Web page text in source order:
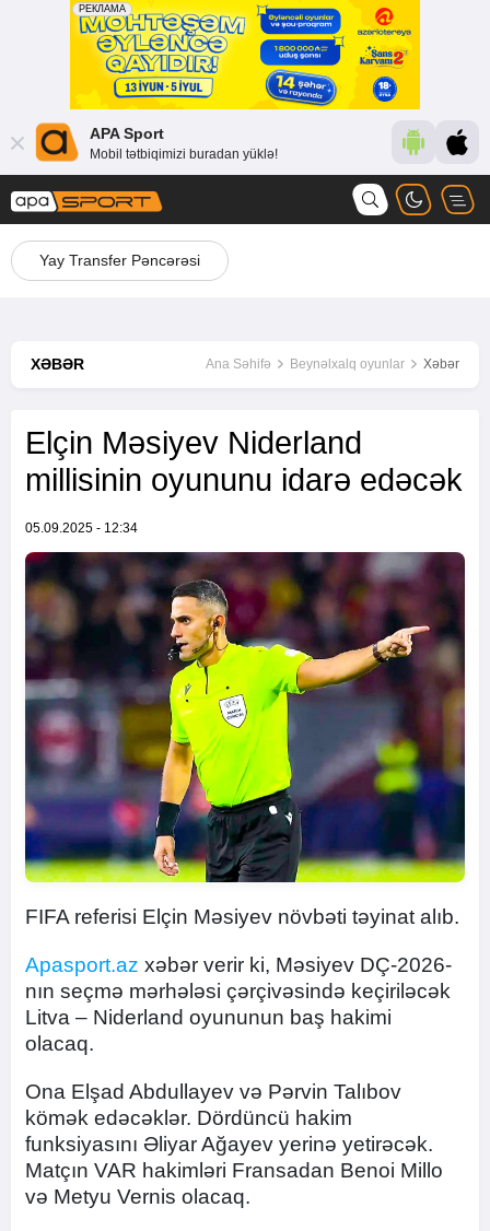
APA Sport
Mobil tətbiqimizi buradan yüklə!
Yay Transfer Pəncərəsi
XƏBƏR Ana Səhifə Beynəlxalq oyunlar Xəbər
Elçin Məsiyev Niderland
millisinin oyununu idarə edəcək
05.09.2025 - 12:34
FIFA referisi Elçin Məsiyev növbəti təyinat alıb.
Apasport.az xəbər verir ki, Məsiyev DÇ-2026-
nın seçmə mərhələsi çərçivəsində keçiriləcək
Litva – Niderland oyununun baş hakimi
olacaq.
Ona Elşad Abdullayev və Pərvin Talıbov
kömək edəcəklər. Dördüncü hakim
funksiyasını Əliyar Ağayev yerinə yetirəcək.
Matçın VAR hakimləri Fransadan Benoi Millo
və Metyu Vernis olacaq.